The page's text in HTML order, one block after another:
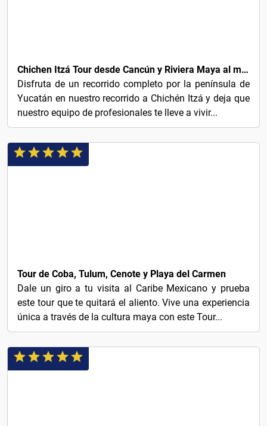
Chichen Itzá Tour desde Cancún y Riviera Maya al mejor precio, ¡Reserve ahora!
Disfruta de un recorrido completo por la península de
Yucatán en nuestro recorrido a Chichén Itzá y deja que
nuestro equipo de profesionales te lleve a vivir...
Tour de Coba, Tulum, Cenote y Playa del Carmen
Dale un giro a tu visita al Caribe Mexicano y prueba
este tour que te quitará el aliento. Vive una experiencia
única a través de la cultura maya con este Tour...